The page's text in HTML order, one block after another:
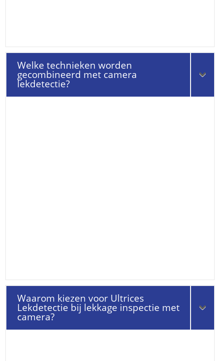
Welke technieken worden
gecombineerd met camera
lekdetectie?
Waarom kiezen voor Ultrices
Lekdetectie bij lekkage inspectie met
camera?